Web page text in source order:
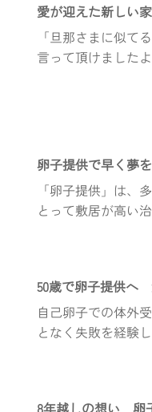
が、不妊治療は暗
と思っています。
愛が迎えた新しい
「旦那さまに似て
言って頂けました
心をすごくすごく
きにしてくれまし
「卵子提供」は、
とって敷居が高い
心から願っている
それ...
自己卵子での体外
となく失敗を経験